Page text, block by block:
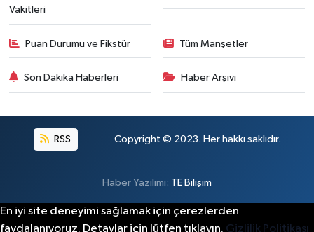
Vakitleri
Puan Durumu ve Fikstür Tüm Manşetler
Son Dakika Haberleri Haber Arşivi
RSS Copyright © 2023. Her hakkı saklıdır.
Haber Yazılımı: TE Bilişim
En iyi site deneyimi sağlamak için çerezlerden
faydalanıyoruz. Detaylar için lütfen tıklayın. Gizlilik Politikası